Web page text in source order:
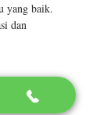
yang baik.
dan